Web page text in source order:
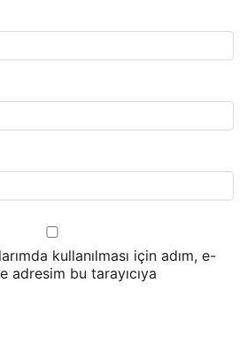
kullanılması için adım, e-
adresim bu tarayıcıya